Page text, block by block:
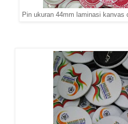
Pin ukuran 44mm laminasi kanvas